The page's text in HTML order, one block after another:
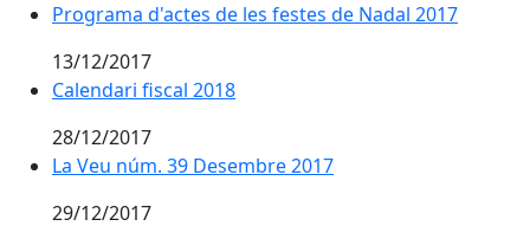
Programa d'actes de les festes de Nadal 2017
13/12/2017
Calendari fiscal 2018
28/12/2017
La Veu núm. 39 Desembre 2017
29/12/2017